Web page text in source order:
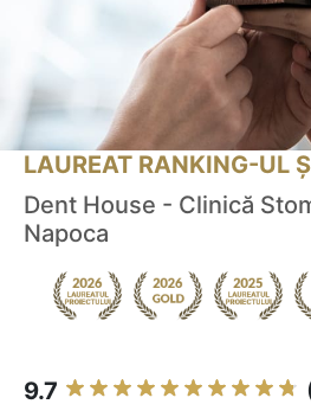
LAUREAT RANKING-UL
Dent House - Clinică
Napoca
9.7